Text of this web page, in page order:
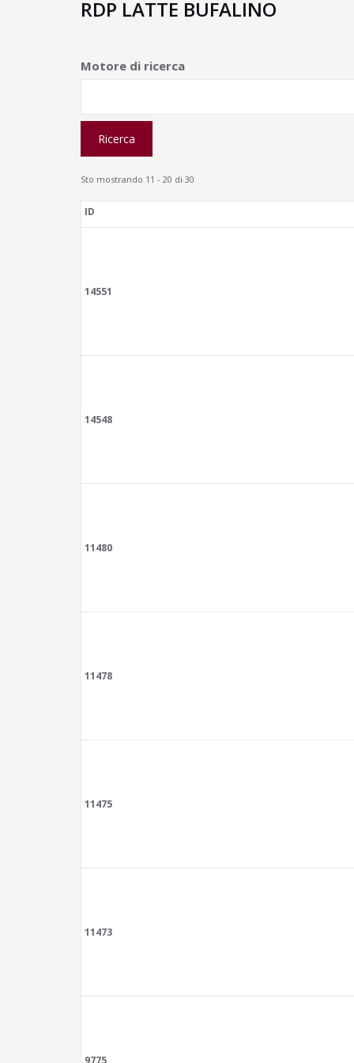
RDP LATTE BUFALINO
Motore di ricerca
Sto mostrando 11 - 20 di 30
ID
14551
14548
11480
11478
11475
11473